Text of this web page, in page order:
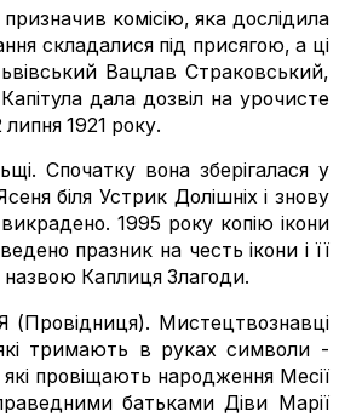
комісію, яка дослідила
складалися під присягою, а ці
Вацлав Страковський,
дала дозвіл на урочисте
1921 року.
Спочатку вона зберігалася у
біля Устрик Долішніх і знову
1995 року копію ікони
празник на честь ікони і її
назвою Каплиця Злагоди.
(Провідниця). Мистецтвознавці
тримають в руках символи -
провіщають народження Месії
батьками Діви Марії